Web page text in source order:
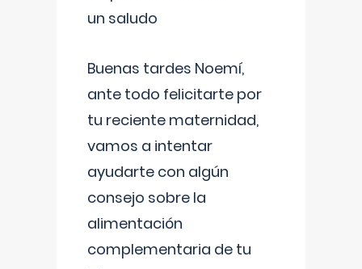
un saludo
Buenas tardes Noemí,
ante todo felicitarte por
tu reciente maternidad,
vamos a intentar
ayudarte con algún
consejo sobre la
alimentación
complementaria de tu